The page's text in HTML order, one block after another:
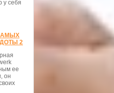
у себя
2
ее
он